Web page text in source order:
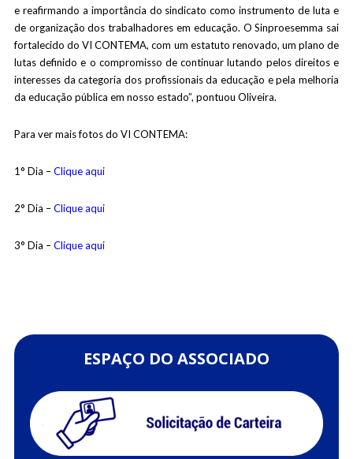
e reafirmando a importância do sindicato como instrumento de luta e
de organização dos trabalhadores em educação. O Sinproesemma sai
fortalecido do VI CONTEMA, com um estatuto renovado, um plano de
lutas definido e o compromisso de continuar lutando pelos direitos e
interesses da categoria dos profissionais da educação e pela melhoria
da educação pública em nosso estado”, pontuou Oliveira.
Para ver mais fotos do VI CONTEMA:
1° Dia –Clique aqui
2° Dia –Clique aqui
3° Dia –Clique aqui
ESPAÇO DO ASSOCIADO